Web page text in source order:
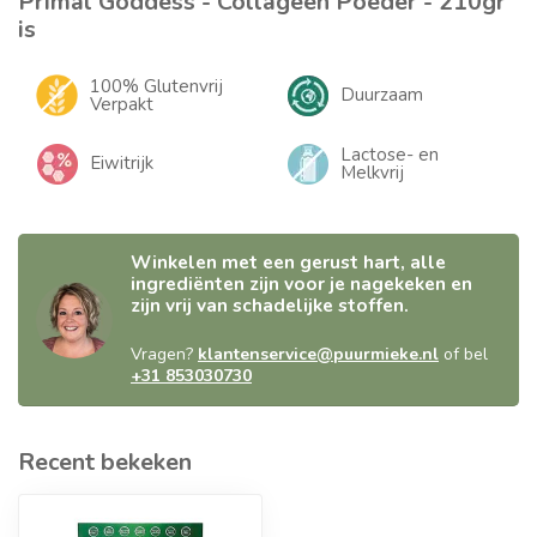
is
100% Glutenvrij
Verpakt Duurzaam
Eiwitrijk Lactose- en
Melkvrij
Winkelen met een gerust hart, alle
ingrediënten zijn voor je nagekeken en
zijn vrij van schadelijke stoffen.
Vragen? klantenservice@puurmieke.nl of bel
+31 853030730
Recent bekeken